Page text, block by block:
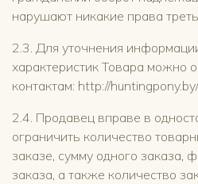
нарушают никакие права
2.3. Для уточнения
характеристик Товара можно
контактам: http://
2.4. Продавец вправе в
ограничить количество
заказе, сумму одного заказа,
заказа, а также количество